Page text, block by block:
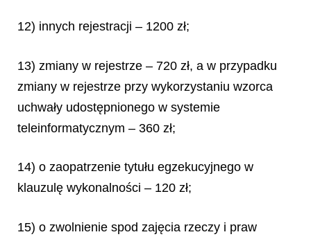
12) innych rejestracji – 1200 zł;
13) zmiany w rejestrze – 720 zł, a w przypadku
zmiany w rejestrze przy wykorzystaniu wzorca
uchwały udostępnionego w systemie
teleinformatycznym – 360 zł;
14) o zaopatrzenie tytułu egzekucyjnego w
klauzulę wykonalności – 120 zł;
15) o zwolnienie spod zajęcia rzeczy i praw